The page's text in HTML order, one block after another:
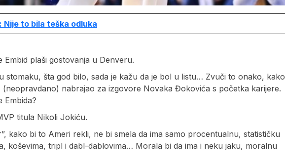
Nije to bila teška odluka
Embid plaši gostovanja u Denveru.
stomaku, šta god bilo, sada je kažu da je bol u listu… Zvuči to onako, kako
(neopravdano) nabrajao za izgovore Novaka Đokovića s početka karijere.
Embida?
titula Nikoli Jokiću.
kako bi to Ameri rekli, ne bi smela da ima samo procentualnu, statističku
koševima, tripl i dabl-dablovima… Morala bi da ima i neku jaku, moralnu